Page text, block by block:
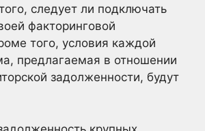
следует ли подключать
факторинговой
того, условия каждой
предлагаемая в отношении
задолженности, будут